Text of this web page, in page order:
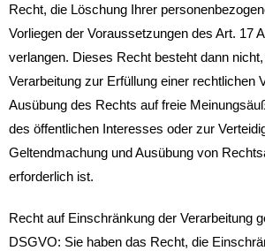
Recht, die Löschung Ihrer
Vorliegen der Voraussetzungen des Art. 17
verlangen. Dieses Recht besteht dann
Verarbeitung zur Erfüllung einer rechtlichen
Ausübung des Rechts auf freie
des öffentlichen Interesses oder zur
Geltendmachung und Ausübung von
erforderlich ist.
Recht auf Einschränkung der Verarbeitung
DSGVO: Sie haben das Recht, die